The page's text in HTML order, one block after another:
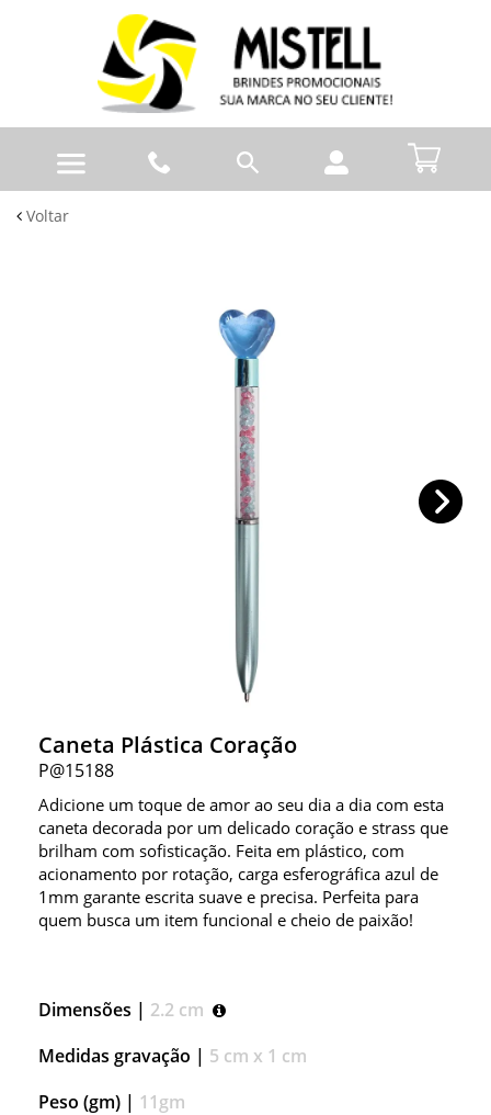
Voltar
Caneta Plástica Coração
P@15188
Adicione um toque de amor ao seu dia a dia com esta
caneta decorada por um delicado coração e strass que
brilham com sofisticação. Feita em plástico, com
acionamento por rotação, carga esferográfica azul de
1mm garante escrita suave e precisa. Perfeita para
quem busca um item funcional e cheio de paixão!
Dimensões | 2.2 cm
Medidas gravação | 5 cm x 1 cm
Peso (gm) | 11gm